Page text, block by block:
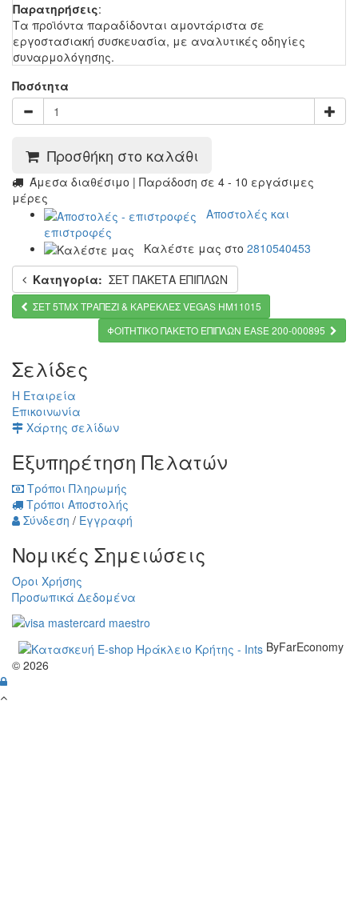
Παρατηρήσεις:
Τα προϊόντα παραδίδονται αμοντάριστα σε
εργοστασιακή συσκευασία, με αναλυτικές οδηγίες
συναρμολόγησης.
Ποσότητα
Προσθήκη στο καλάθι
Άμεσα διαθέσιμο | Παράδοση σε 4 - 10 εργάσιμες
μέρες
Αποστολές και
επιστροφές
Καλέστε μας στο 2810540453
Κατηγορία: ΣET ΠΑΚΕΤΑ ΕΠΙΠΛΩΝ
ΣΕΤ 5ΤΜΧ ΤΡΑΠΕΖΙ & ΚΑΡΕΚΛΕΣ VEGAS HM11015
ΦΟΙΤΗΤΙΚΟ ΠΑΚΕΤΟ ΕΠΙΠΛΩΝ ΕΑSE 200-000895
Σελίδες
Η Εταιρεία
Επικοινωνία
Χάρτης σελίδων
Εξυπηρέτηση Πελατών
Τρόποι Πληρωμής
Τρόποι Αποστολής
Σύνδεση / Εγγραφή
Νομικές Σημειώσεις
Όροι Χρήσης
Προσωπικά Δεδομένα
ByFarEconomy
© 2026